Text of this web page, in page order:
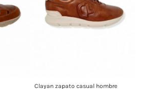
Clayan zapato casual hombre